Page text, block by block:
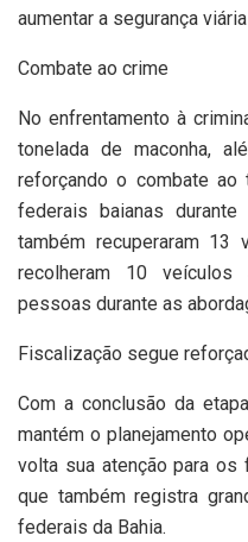
aumentar a segurança
Combate ao crime
No enfrentamento à
tonelada de maconha,
reforçando o combate
federais baianas
também recuperaram 13
recolheram 10 veículos
pessoas durante as
Fiscalização segue
Com a conclusão da
mantém o planejamento
volta sua atenção para
que também registra
federais da Bahia.